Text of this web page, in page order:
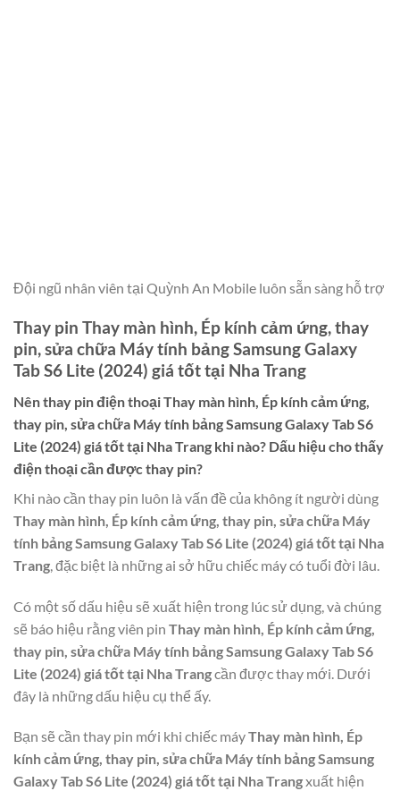
Đội ngũ nhân viên tại Quỳnh An Mobile luôn sẵn sàng hỗ trợ
Thay pin Thay màn hình, Ép kính cảm ứng, thay
pin, sửa chữa Máy tính bảng Samsung Galaxy
Tab S6 Lite (2024) giá tốt tại Nha Trang
Nên thay pin điện thoạiThay màn hình, Ép kính cảm ứng,
thay pin, sửa chữa Máy tính bảng Samsung Galaxy Tab S6
Lite (2024) giá tốt tại Nha Trang khi nào? Dấu hiệu cho thấy
điện thoại cần được thay pin?
Khi nào cần thay pin luôn là vấn đề của không ít người dùng
Thay màn hình, Ép kính cảm ứng, thay pin, sửa chữa Máy
tính bảng Samsung Galaxy Tab S6 Lite (2024) giá tốt tại Nha
Trang, đặc biệt là những ai sở hữu chiếc máy có tuổi đời lâu.
Có một số dấu hiệu sẽ xuất hiện trong lúc sử dụng, và chúng
sẽ báo hiệu rằng viên pin Thay màn hình, Ép kính cảm ứng,
thay pin, sửa chữa Máy tính bảng Samsung Galaxy Tab S6
Lite (2024) giá tốt tại Nha Trangcần được thay mới. Dưới
đây là những dấu hiệu cụ thể ấy.
Bạn sẽ cần thay pin mới khi chiếc máyThay màn hình, Ép
kính cảm ứng, thay pin, sửa chữa Máy tính bảng Samsung
Galaxy Tab S6 Lite (2024) giá tốt tại Nha Trangxuất hiện